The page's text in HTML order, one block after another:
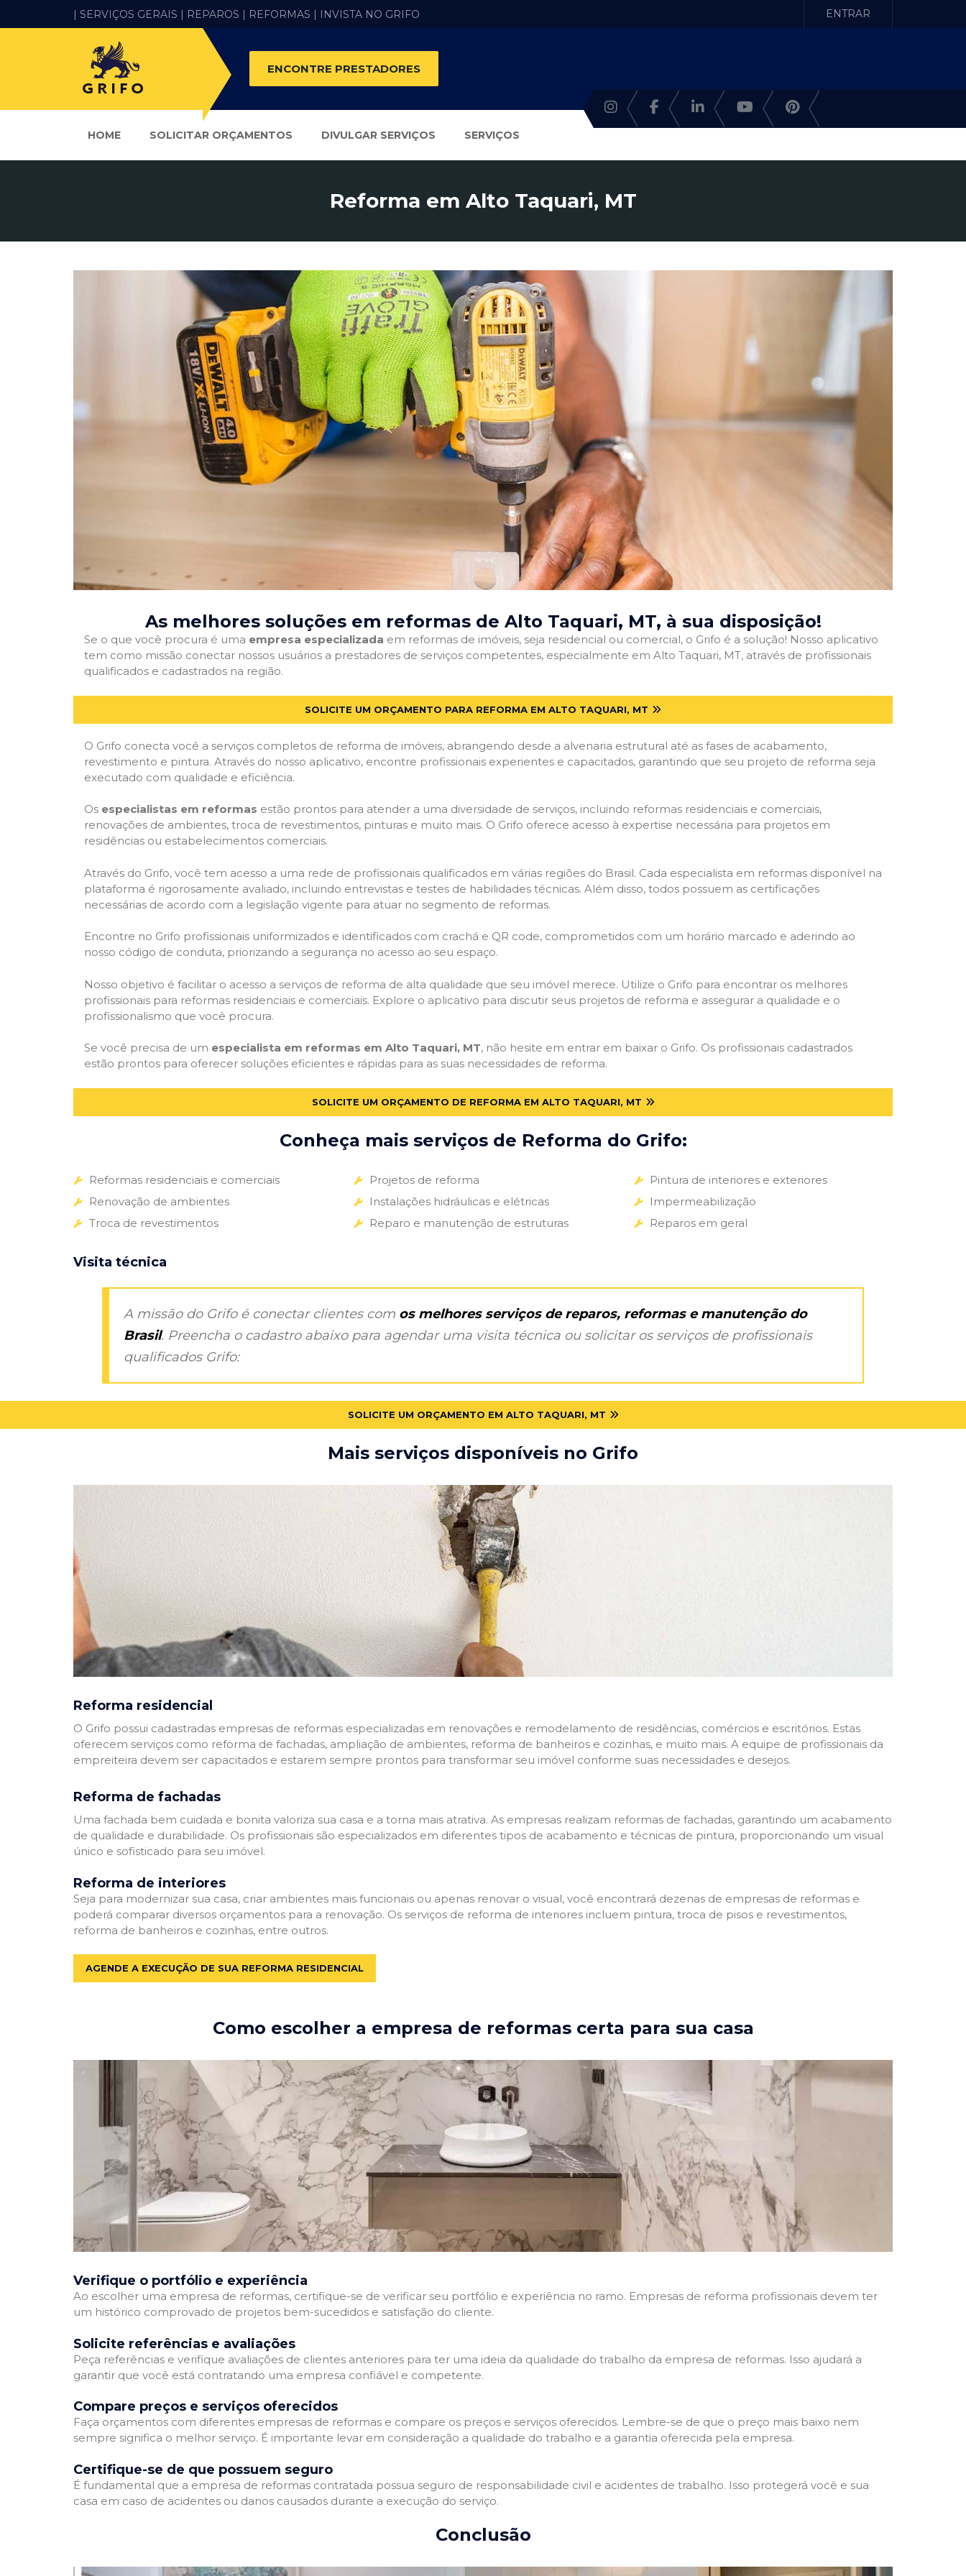
| SERVIÇOS GERAIS | REPAROS | REFORMAS | INVISTA NO GRIFO ENTRAR
ENCONTRE PRESTADORES
HOME SOLICITAR ORÇAMENTOS DIVULGAR SERVIÇOS SERVIÇOS
Reforma em Alto Taquari, MT
As melhores soluções em reformas de Alto Taquari, MT, à sua disposição!
Se o que você procura é uma empresa especializada em reformas de imóveis, seja residencial ou comercial, o Grifo é a solução! Nosso aplicativo
tem como missão conectar nossos usuários a prestadores de serviços competentes, especialmente em Alto Taquari, MT, através de profissionais
qualificados e cadastrados na região.
SOLICITE UM ORÇAMENTO PARA REFORMA EM ALTO TAQUARI, MT
O Grifo conecta você a serviços completos de reforma de imóveis, abrangendo desde a alvenaria estrutural até as fases de acabamento,
revestimento e pintura. Através do nosso aplicativo, encontre profissionais experientes e capacitados, garantindo que seu projeto de reforma seja
executado com qualidade e eficiência.
Os especialistas em reformas estão prontos para atender a uma diversidade de serviços, incluindo reformas residenciais e comerciais,
renovações de ambientes, troca de revestimentos, pinturas e muito mais. O Grifo oferece acesso à expertise necessária para projetos em
residências ou estabelecimentos comerciais.
Através do Grifo, você tem acesso a uma rede de profissionais qualificados em várias regiões do Brasil. Cada especialista em reformas disponível na
plataforma é rigorosamente avaliado, incluindo entrevistas e testes de habilidades técnicas. Além disso, todos possuem as certificações
necessárias de acordo com a legislação vigente para atuar no segmento de reformas.
Encontre no Grifo profissionais uniformizados e identificados com crachá e QR code, comprometidos com um horário marcado e aderindo ao
nosso código de conduta, priorizando a segurança no acesso ao seu espaço.
Nosso objetivo é facilitar o acesso a serviços de reforma de alta qualidade que seu imóvel merece. Utilize o Grifo para encontrar os melhores
profissionais para reformas residenciais e comerciais. Explore o aplicativo para discutir seus projetos de reforma e assegurar a qualidade e o
profissionalismo que você procura.
Se você precisa de um especialista em reformas em Alto Taquari, MT, não hesite em entrar em baixar o Grifo. Os profissionais cadastrados
estão prontos para oferecer soluções eficientes e rápidas para as suas necessidades de reforma.
SOLICITE UM ORÇAMENTO DE REFORMA EM ALTO TAQUARI, MT
Conheça mais serviços de Reforma do Grifo:
Reformas residenciais e comerciais
Renovação de ambientes
Troca de revestimentos
Projetos de reforma
Instalações hidráulicas e elétricas
Reparo e manutenção de estruturas
Pintura de interiores e exteriores
Impermeabilização
Reparos em geral
Visita técnica
A missão do Grifo é conectar clientes com os melhores serviços de reparos, reformas e manutenção do
Brasil. Preencha o cadastro abaixo para agendar uma visita técnica ou solicitar os serviços de profissionais
qualificados Grifo:
SOLICITE UM ORÇAMENTO EM ALTO TAQUARI, MT
Mais serviços disponíveis no Grifo
Reforma residencial
O Grifo possui cadastradas empresas de reformas especializadas em renovações e remodelamento de residências, comércios e escritórios. Estas
oferecem serviços como reforma de fachadas, ampliação de ambientes, reforma de banheiros e cozinhas, e muito mais. A equipe de profissionais da
empreiteira devem ser capacitados e estarem sempre prontos para transformar seu imóvel conforme suas necessidades e desejos.
Reforma de fachadas
Uma fachada bem cuidada e bonita valoriza sua casa e a torna mais atrativa. As empresas realizam reformas de fachadas, garantindo um acabamento
de qualidade e durabilidade. Os profissionais são especializados em diferentes tipos de acabamento e técnicas de pintura, proporcionando um visual
único e sofisticado para seu imóvel.
Reforma de interiores
Seja para modernizar sua casa, criar ambientes mais funcionais ou apenas renovar o visual, você encontrará dezenas de empresas de reformas e
poderá comparar diversos orçamentos para a renovação. Os serviços de reforma de interiores incluem pintura, troca de pisos e revestimentos,
reforma de banheiros e cozinhas, entre outros.
AGENDE A EXECUÇÃO DE SUA REFORMA RESIDENCIAL
Como escolher a empresa de reformas certa para sua casa
Verifique o portfólio e experiência
Ao escolher uma empresa de reformas, certifique-se de verificar seu portfólio e experiência no ramo. Empresas de reforma profissionais devem ter
um histórico comprovado de projetos bem-sucedidos e satisfação do cliente.
Solicite referências e avaliações
Peça referências e verifique avaliações de clientes anteriores para ter uma ideia da qualidade do trabalho da empresa de reformas. Isso ajudará a
garantir que você está contratando uma empresa confiável e competente.
Compare preços e serviços oferecidos
Faça orçamentos com diferentes empresas de reformas e compare os preços e serviços oferecidos. Lembre-se de que o preço mais baixo nem
sempre significa o melhor serviço. É importante levar em consideração a qualidade do trabalho e a garantia oferecida pela empresa.
Certifique-se de que possuem seguro
É fundamental que a empresa de reformas contratada possua seguro de responsabilidade civil e acidentes de trabalho. Isso protegerá você e sua
casa em caso de acidentes ou danos causados durante a execução do serviço.
Conclusão